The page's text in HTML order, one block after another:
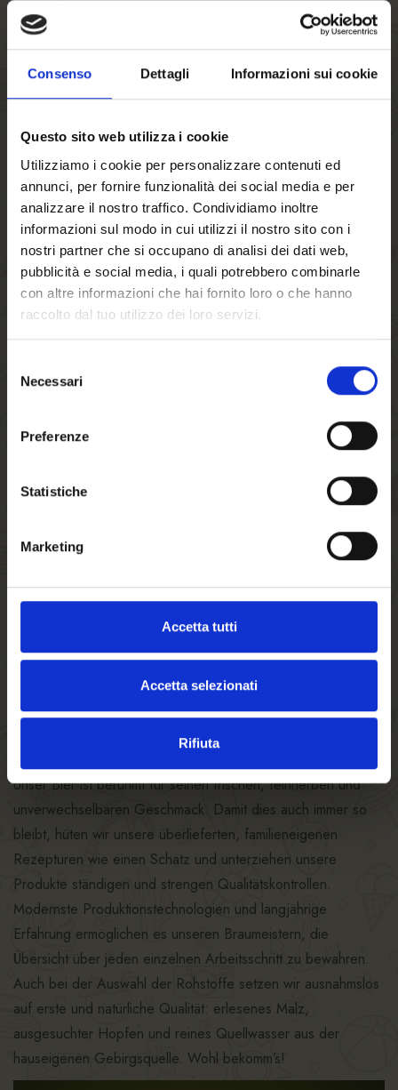
Consenso Dettagli Informazioni sui cookie
Questo sito web utilizza i cookie
Utilizziamo i cookie per personalizzare contenuti ed
annunci, per fornire funzionalità dei social media e per
analizzare il nostro traffico. Condividiamo inoltre
informazioni sul modo in cui utilizzi il nostro sito con i
nostri partner che si occupano di analisi dei dati web,
pubblicità e social media, i quali potrebbero combinarle
con altre informazioni che hai fornito loro o che hanno
raccolto dal tuo utilizzo dei loro servizi.
delNecessari
Preferenze
Statistiche
Marketing
Accetta tutti
Accetta selezionati
Rifiuta
in Gang. Die in der Würze enthaltenen Zuckerstoffe werden
dabei in
Kohlensäure umgewandelt. Nach
rund einer Woche ist die Hauptgärung bei kontrollierter
„junge Bier“ aber noch weiterreifen.
Die erforderliche mehrwöchige Reifezeitfindet in
Lagerkellern bei tiefen Temperaturen
(< 0° C) und unter
der kundigen Aufsicht unserer Braumeister statt. Dabei
verschwinden die unreifen Noten des Jungbieres auf
natürliche Weise ganz von allein. Ist das Bierreif, wird es
filtriert und gelangt schließlich zur Abfüllung.
DIE GEHEIMNISSE DES GUTEN GESCHMACKS
Unser Bier ist berühmt für seinen frischen, feinherben und
unverwechselbaren Geschmack. Damit dies auch immer so
bleibt, hüten wir unsere überlieferten, familieneigenen
Rezepturen wie einen Schatz und unterziehen unsere
Produkte ständigen und strengen Qualitätskontrollen.
Modernste Produktionstechnologien und langjährige
Erfahrung ermöglichen es unseren Braumeistern, die
Übersicht über jeden einzelnen Arbeitsschritt zu bewahren.
Auch bei der Auswahl der Rohstoffe setzen wir ausnahmslos
auf erste und natürliche Qualität: erlesenes Malz,
ausgesuchter Hopfen und reines Quellwasser aus der
hauseigenen Gebirgsquelle. Wohl bekomm’s!